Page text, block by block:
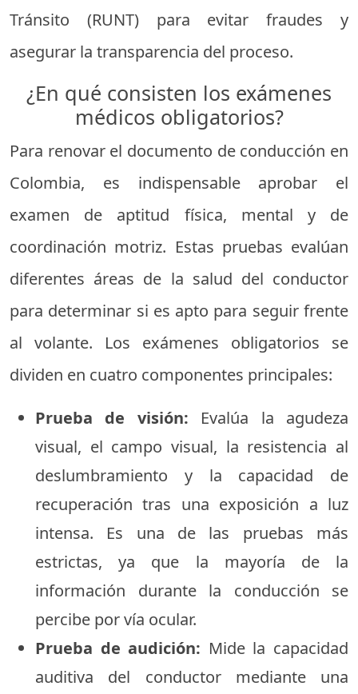
Tránsito (RUNT) para evitar fraudes y
asegurar la transparencia del proceso.
¿En qué consisten los exámenes
médicos obligatorios?
Para renovar el documento de conducción en
Colombia, es indispensable aprobar el
examen de aptitud física, mental y de
coordinación motriz. Estas pruebas evalúan
diferentes áreas de la salud del conductor
para determinar si es apto para seguir frente
al volante. Los exámenes obligatorios se
dividen en cuatro componentes principales:
Prueba de visión: Evalúa la agudeza
visual, el campo visual, la resistencia al
deslumbramiento y la capacidad de
recuperación tras una exposición a luz
intensa. Es una de las pruebas más
estrictas, ya que la mayoría de la
información durante la conducción se
percibe por vía ocular.
Prueba de audición: Mide la capacidad
auditiva del conductor mediante una